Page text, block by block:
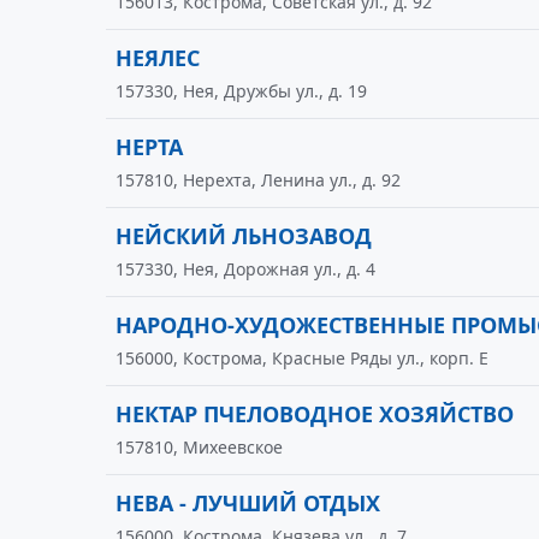
НЕЯЛЕС
157330, Нея, Дружбы ул., д. 19
НЕРТА
157810, Нерехта, Ленина ул., д. 92
НЕЙСКИЙ ЛЬНОЗАВОД
157330, Нея, Дорожная ул., д. 4
НАРОДНО-ХУДОЖЕСТВЕННЫЕ
156000, Кострома, Красные Ряды ул., корп. Е
НЕКТАР ПЧЕЛОВОДНОЕ ХОЗЯЙСТВО
157810, Михеевское
НЕВА - ЛУЧШИЙ ОТДЫХ